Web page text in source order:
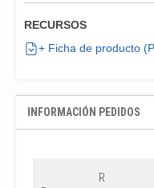
RECURSOS
+ Ficha de producto
INFORMACIÓN PEDIDOS
R